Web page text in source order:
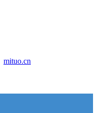
mituo.cn